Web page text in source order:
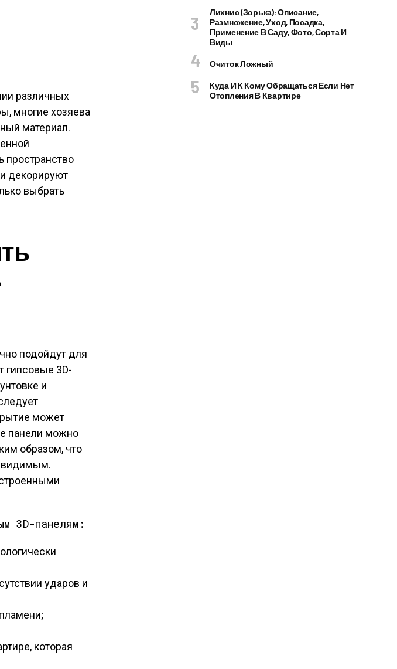
различных
многие хозяева
материал.
пространство
декорируют
выбрать
подойдут для
гипсовые 3D-
и
может
панели можно
образом, что
3D-панелям:
ударов и
которая
Лихнис (Зорька): Описание,
Размножение, Уход, Посадка,
Применение В Саду, Фото, Сорта И
Виды
Очиток Ложный
Куда И К Кому Обращаться Если Нет
Отопления В Квартире